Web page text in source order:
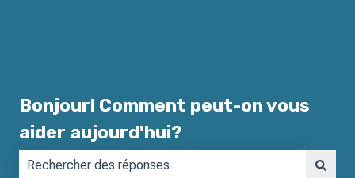
Bonjour! Comment peut-on vous
aider aujourd'hui?